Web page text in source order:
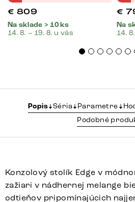
€ 809
Na sklade > 10 ks
14. 8. – 19. 8. u vás
€
Na
14.
Popis Séria Parametre
Podobné
Konzolový stolík Edge v
zažiari v nádhernej melange
odtieňov pripomínajúcich